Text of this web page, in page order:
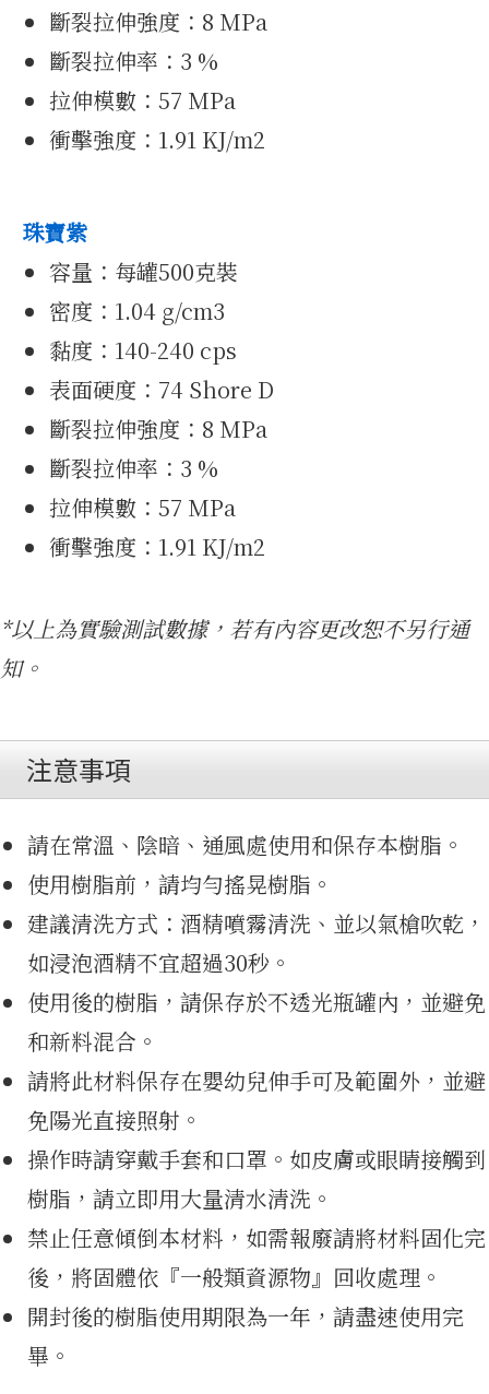
集
影片
集
免費
斷裂拉伸強度：8 MPa
斷裂拉伸率：3 %
拉伸模數：57 MPa
衝擊強度：1.91 KJ/m2
珠寶紫
容量：每罐500克裝
密度：1.04 g/cm3
黏度： 140-240 cps
表面硬度：74 Shore D
斷裂拉伸強度：8 MPa
斷裂拉伸率：3 %
拉伸模數：57 MPa
衝擊強度：1.91 KJ/m2
*以上為實驗測試數據，若有內容更改恕不另行通
知。
注意事項
請在常溫、陰暗、通風處使用和保存本樹脂。
使用樹脂前，請均勻搖晃樹脂。
建議清洗方式：酒精噴霧清洗、並以氣槍吹乾，
如浸泡酒精不宜超過30秒。
使用後的樹脂，請保存於不透光瓶罐內，並避免
和新料混合。
請將此材料保存在嬰幼兒伸手可及範圍外，並避
免陽光直接照射。
操作時請穿戴手套和口罩。如皮膚或眼睛接觸到
樹脂，請立即用大量清水清洗。
禁止任意傾倒本材料，如需報廢請將材料固化完
後，將固體依『一般類資源物』回收處理。
開封後的樹脂使用期限為一年，請盡速使用完
畢。